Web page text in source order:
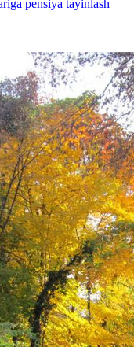
pensiya tayinlash